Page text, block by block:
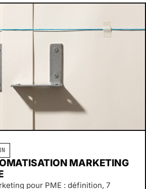
MARKETING
pour PME : définition, 7